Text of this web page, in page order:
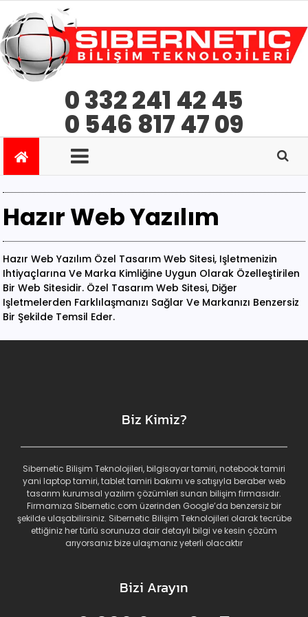
0 332 241 42 45
0 546 817 47 09
Hazır Web Yazılım
Hazır Web Yazılım Özel Tasarım Web Sitesi, Işletmenizin
Ihtiyaçlarına Ve Marka Kimliğine Uygun Olarak Özelleştirilen
Bir Web Sitesidir. Özel Tasarım Web Sitesi, Diğer
Işletmelerden Farklılaşmanızı Sağlar Ve Markanızı Benzersiz
Bir Şekilde Temsil Eder.
Biz Kimiz?
Sibernetic Bilişim Teknolojileri, bilgisayar tamiri, notebook tamiri
yani laptop tamiri, tablet tamiri bakımı ve satışıyla beraber web
tasarım kurumsal yazılım çözümleri sunan bilişim firmasıdır.
Firmamıza Sibernetic.com üzerinden Google’da benzersiz bir
şekilde ulaşabilirsiniz. Sibernetic Bilişim Teknolojileri olarak tecrübe
ettiğiniz her türlü sorunuza dair detaylı bilgi ve kesin çözüm
arıyorsanız bize ulaşmanız yeterli olacaktır
Bizi Arayın